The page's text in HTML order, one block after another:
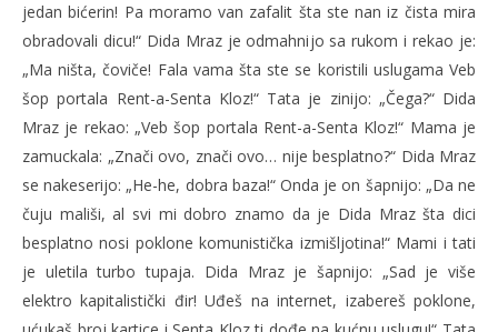
jedan bićerin! Pa moramo van zafalit šta ste nan iz čista mira
obradovali dicu!“ Dida Mraz je odmahnijo sa rukom i rekao je:
„Ma ništa, čoviče! Fala vama šta ste se koristili uslugama Veb
šop portala Rent-a-Senta Kloz!“ Tata je zinijo: „Čega?“ Dida
Mraz je rekao: „Veb šop portala Rent-a-Senta Kloz!“ Mama je
zamuckala: „Znači ovo, znači ovo… nije besplatno?“ Dida Mraz
se nakeserijo: „He-he, dobra baza!“ Onda je on šapnijo: „Da ne
čuju mališi, al svi mi dobro znamo da je Dida Mraz šta dici
besplatno nosi poklone komunistička izmišljotina!“ Mami i tati
je uletila turbo tupaja. Dida Mraz je šapnijo: „Sad je više
elektro kapitalistički đir! Uđeš na internet, izabereš poklone,